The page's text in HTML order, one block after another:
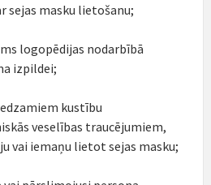
sejas masku lietošanu;
logopēdijas nodarbībā
izpildei;
kustību
veselības traucējumiem,
vai iemaņu lietot sejas masku;